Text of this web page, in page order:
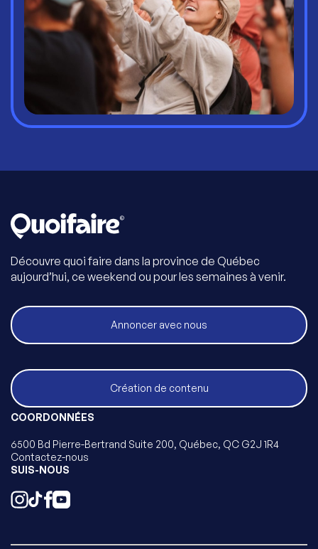
Découvre quoi faire dans la province de Québec
aujourd’hui, ce weekend ou pour les semaines à venir.
Annoncer avec nous
Création de contenu
COORDONNÉES
6500 Bd Pierre-Bertrand Suite 200, Québec, QC G2J 1R4
Contactez-nous
SUIS-NOUS